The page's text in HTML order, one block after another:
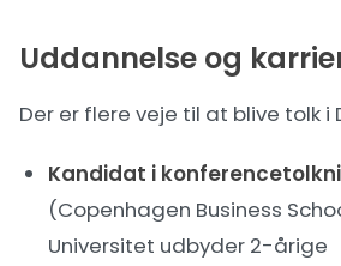
Uddannelse og
Der er flere veje til at blive tolk i
Kandidat i
(Copenhagen Business
Universitet udbyder 2-årige